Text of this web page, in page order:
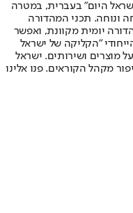
היום" בעברית, במטרה
ונוחה. תכני המהדורה
יומית מקוונת, ואפשר
"הקליקה של ישראל
מוצרים ושירותים. ישראל
מקהל הקוראים. פנו אלינו